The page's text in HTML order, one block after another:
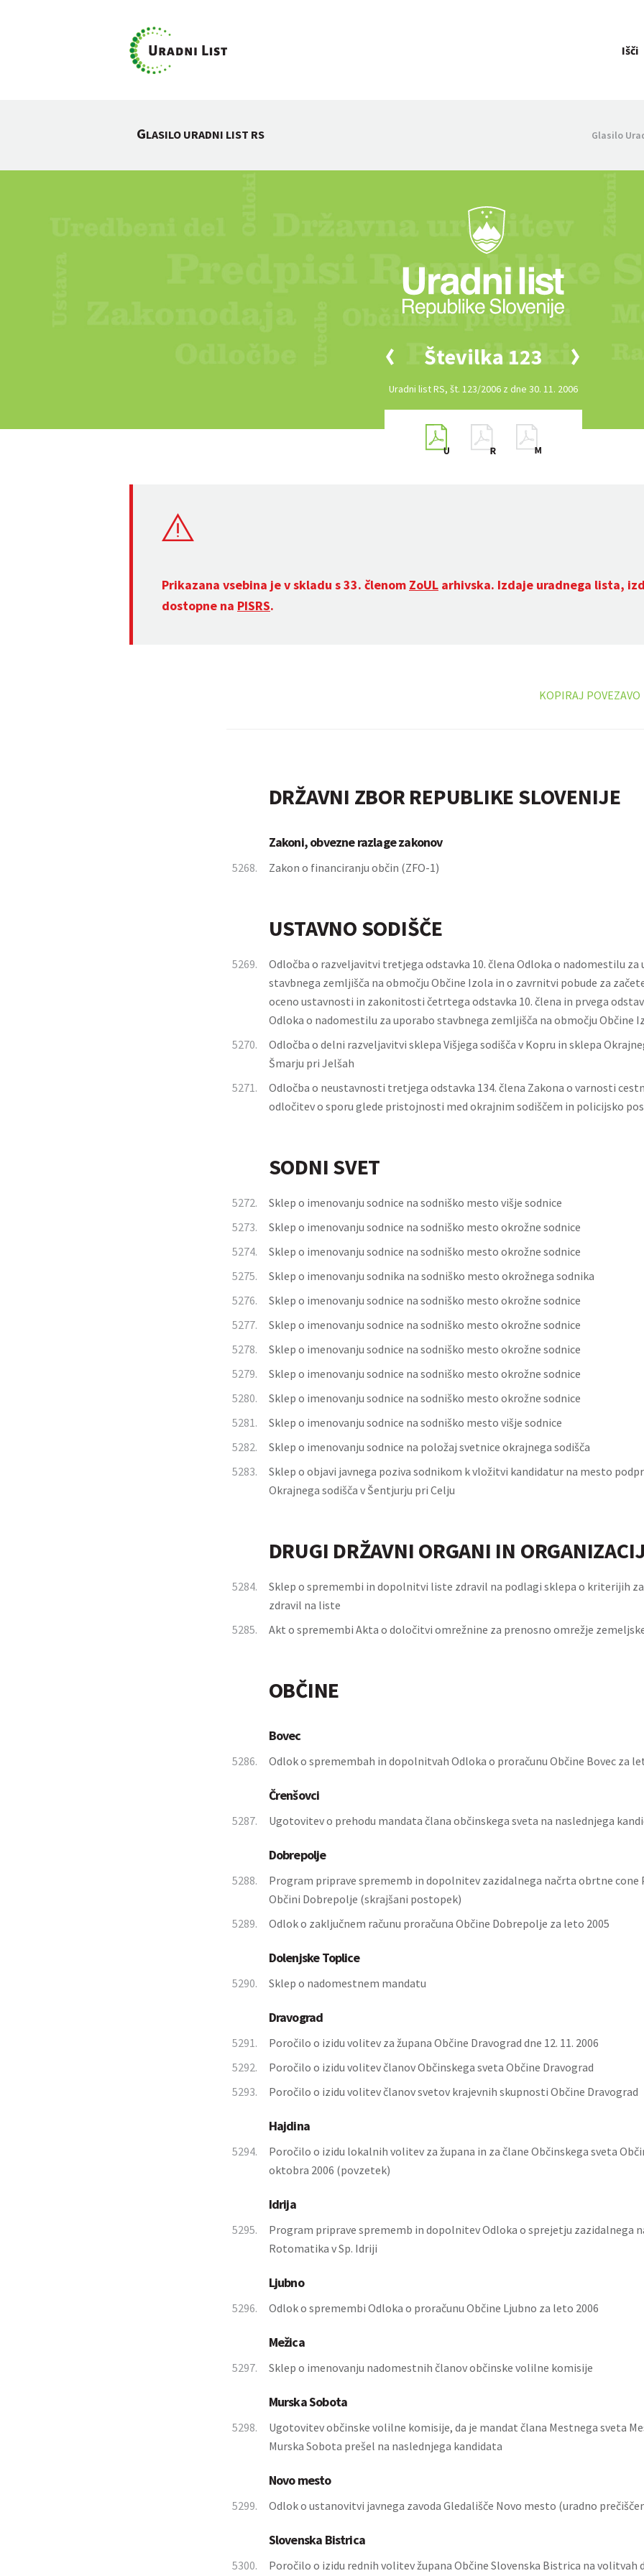
Išči
GLASILO URADNI LIST RS Glasilo
Številka 123
Uradni list RS, št. 123/2006 z dne 30. 11. 2006
Prikazana vsebina je v skladu s 33. členom ZoUL arhivska. Izdaje uradnega lista,
dostopne na PISRS.
KOPIRAJ POVEZAVO
DRŽAVNI ZBOR REPUBLIKE SLOVENIJE
Zakoni, obvezne razlage zakonov
5268. Zakon o financiranju občin (ZFO-1)
USTAVNO SODIŠČE
5269.
Odločba o razveljavitvi tretjega odstavka 10. člena Odloka o nadomestilu za
stavbnega zemljišča na območju Občine Izola in o zavrnitvi pobude za
oceno ustavnosti in zakonitosti četrtega odstavka 10. člena in prvega
Odloka o nadomestilu za uporabo stavbnega zemljišča na območju Občine
5270.
Odločba o delni razveljavitvi sklepa Višjega sodišča v Kopru in sklepa
Šmarju pri Jelšah
5271.
Odločba o neustavnosti tretjega odstavka 134. člena Zakona o varnosti
odločitev o sporu glede pristojnosti med okrajnim sodiščem in policijsko
SODNI SVET
5272.
Sklep o imenovanju sodnice na sodniško mesto višje sodnice
5273.
Sklep o imenovanju sodnice na sodniško mesto okrožne sodnice
5274.
Sklep o imenovanju sodnice na sodniško mesto okrožne sodnice
5275.
Sklep o imenovanju sodnika na sodniško mesto okrožnega sodnika
5276.
Sklep o imenovanju sodnice na sodniško mesto okrožne sodnice
5277.
Sklep o imenovanju sodnice na sodniško mesto okrožne sodnice
5278.
Sklep o imenovanju sodnice na sodniško mesto okrožne sodnice
5279.
Sklep o imenovanju sodnice na sodniško mesto okrožne sodnice
5280.
Sklep o imenovanju sodnice na sodniško mesto okrožne sodnice
5281.
Sklep o imenovanju sodnice na sodniško mesto višje sodnice
5282.
Sklep o imenovanju sodnice na položaj svetnice okrajnega sodišča
5283.
Sklep o objavi javnega poziva sodnikom k vložitvi kandidatur na mesto
Okrajnega sodišča v Šentjurju pri Celju
DRUGI DRŽAVNI ORGANI IN
5284.
Sklep o spremembi in dopolnitvi liste zdravil na podlagi sklepa o kriterijih
zdravil na liste
5285.
Akt o spremembi Akta o določitvi omrežnine za prenosno omrežje
OBČINE
Bovec
5286. Odlok o spremembah in dopolnitvah Odloka o proračunu Občine Bovec za
Črenšovci
5287. Ugotovitev o prehodu mandata člana občinskega sveta na naslednjega
Dobrepolje
5288.
Program priprave sprememb in dopolnitev zazidalnega načrta obrtne cone
Občini Dobrepolje (skrajšani postopek)
5289.
Odlok o zaključnem računu proračuna Občine Dobrepolje za leto 2005
Dolenjske Toplice
5290. Sklep o nadomestnem mandatu
Dravograd
5291.
Poročilo o izidu volitev za župana Občine Dravograd dne 12. 11. 2006
5292.
Poročilo o izidu volitev članov Občinskega sveta Občine Dravograd
5293.
Poročilo o izidu volitev članov svetov krajevnih skupnosti Občine Dravograd
Hajdina
5294.
Poročilo o izidu lokalnih volitev za župana in za člane Občinskega sveta
oktobra 2006 (povzetek)
Idrija
5295.
Program priprave sprememb in dopolnitev Odloka o sprejetju zazidalnega
Rotomatika v Sp. Idriji
Ljubno
5296. Odlok o spremembi Odloka o proračunu Občine Ljubno za leto 2006
Mežica
5297. Sklep o imenovanju nadomestnih članov občinske volilne komisije
Murska Sobota
5298.
Ugotovitev občinske volilne komisije, da je mandat člana Mestnega sveta
Murska Sobota prešel na naslednjega kandidata
Novo mesto
5299. Odlok o ustanovitvi javnega zavoda Gledališče Novo mesto (uradno
Slovenska Bistrica
5300. Poročilo o izidu rednih volitev župana Občine Slovenska Bistrica na volitvah